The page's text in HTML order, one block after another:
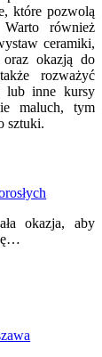
które pozwolą
również
ceramiki,
okazją do
rozważyć
lub inne kursy
maluch, tym
sztuki.
okazja, aby